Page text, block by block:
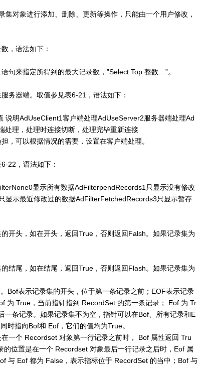
集对象进行添加、删除、更新等操作，只能由一个用户修改，
，语法如下：
句来指定所得到的最大记录数，”Select Top 整数…”。
务器端。取值参见表6-21，语法如下：
说明AdUseClient1客户端处理AdUseServer2服务器端处理Ad
处理，处理时连接切断，处理完毕重新连接
，可以根据情况的需要，设置在客户端处理。
22，语法如下：
显示所有数据AdFilterpendRecords1只显示没有修改
显示最近修改过的数据AdFilterFetchedRecords3只显示暂存
开头，如在开头，返回True，否则返回Falsh。如果记录集为
结尾，如在结尾，返回True，否则返回Flash。如果记录集为
Bof表示记录集的开头，位于第一条记录之前；EOF表示记录
为 True，当前指针指到 RecordSet 的第一条记录； Eof 为 Tr
一条记录。如果记录集不为空，指针可以在Bof、所有记录和E
时指向Bof和 Eof，它们的值均为True。
一个 Recordset 对象第一行记录之前时， Bof 属性返回 Tru
位置是在一个 Recordset 对象最后一行记录之后时，Eof 属
与 Eof 都为 False，表示指标位于 RecordSet 的当中；Bof 与